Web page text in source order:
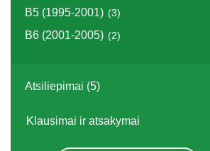
B5 (1995-2001) (3)
B6 (2001-2005) (2)
Atsiliepimai (5)
Klausimai ir atsakymai